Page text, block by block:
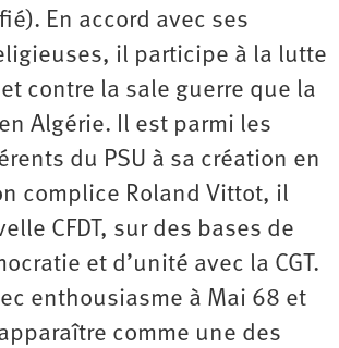
En accord avec ses
il participe à la lutte
contre la sale guerre que la
Algérie. Il est parmi les
du PSU à sa création en
complice Roland Vittot, il
CFDT, sur des bases de
et d’unité avec la CGT.
enthousiasme à Mai 68 et
comme une des